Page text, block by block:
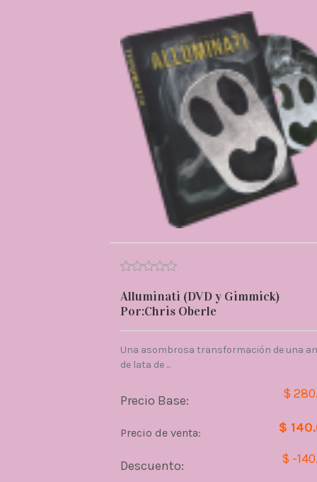
Alluminati (DVD y Gimmick)
Por:Chris Oberle
Una asombrosa transformación de una
de lata de ...
Precio Base: $
Precio de venta: $
Descuento: $ -